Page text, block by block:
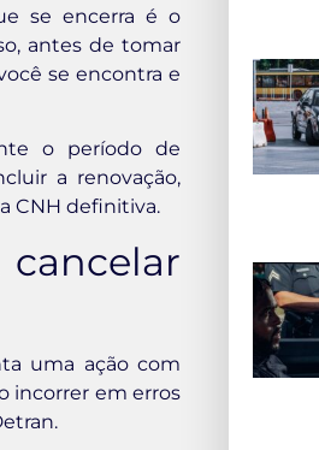
se encerra é o
antes de tomar
se encontra e
o período de
a renovação,
CNH definitiva.
uma ação com
incorrer em erros